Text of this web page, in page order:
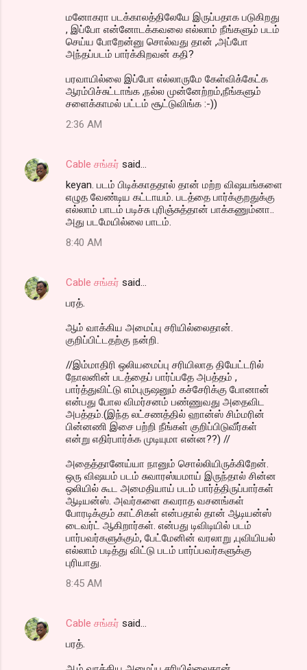
மனோகரா படக்காலத்திலேயே இருப்பதாக படுகிறது
, இப்போ என்னோடக்கவலை எல்லாம் நீங்களும் படம்
செய்ய போறேன்னு சொல்வது தான் ,அப்போ
அந்தப்படம் பார்க்கிறவன் கதி?
பரவாயில்லை இப்போ எல்லாருமே கேள்விக்கேட்க
ஆரம்பிச்சுட்டாங்க ,நல்ல முன்னேற்றம்,நீங்களும்
சளைக்காமல் பட்டம் சூட்டுவிங்க :-))
2:36 AM
Cable சங்கர் said…
keyan. படம் பிடிக்காததால் தான் மற்ற விஷயங்களை
எழுத வேண்டிய கட்டாயம். படத்தை பார்க்குறதுக்கு
எல்லாம் பாடம் படிச்சு புரிஞ்சுத்தான் பாக்கணும்னா..
அது படமேயில்லை பாடம்.
8:40 AM
Cable சங்கர் said…
பரத்.
ஆம் வாக்கிய அமைப்பு சரியில்லைதான்.
குறிப்பிட்டதற்கு நன்றி.
//இம்மாதிரி ஒலியமைப்பு சரியிலாத தியேட்டரில்
நோலனின் படத்தைப் பார்ப்பதே அபத்தம் ,
பார்த்துவிட்டு எம்புருஷனும் கச்சேரிக்கு போனான்
என்பது போல விமர்சனம் பண்ணுவது அதைவிட
அபத்தம்.(இந்த லட்சணத்தில் ஹான்ஸ் சிம்மரின்
பின்னணி இசை பற்றி நீங்கள் குறிப்பிடுவீர்கள்
என்று எதிர்பார்க்க முடியுமா என்ன??) //
அதைத்தானேய்யா நானும் சொல்லியிருக்கிறேன்.
ஒரு விஷயம் படம் சுவாரஸ்யமாய் இருந்தால் சின்ன
ஒலியில் கூட அமைதியாய் படம் பார்த்திருப்பார்கள்
ஆடியன்ஸ். அவர்களை கவராத வசனங்கள்
போரடிக்கும் காட்சிகள் என்பதால் தான் ஆடியன்ஸ்
டைவர்ட் ஆகிறார்கள். என்பது டிவிடியில் படம்
பார்பவர்களுக்கும், பேட்மேனின் வரலாறு ,புவியியல்
எல்லாம் படித்து விட்டு படம் பார்ப்பவர்களுக்கு
புரியாது.
8:45 AM
Cable சங்கர் said…
பரத்.